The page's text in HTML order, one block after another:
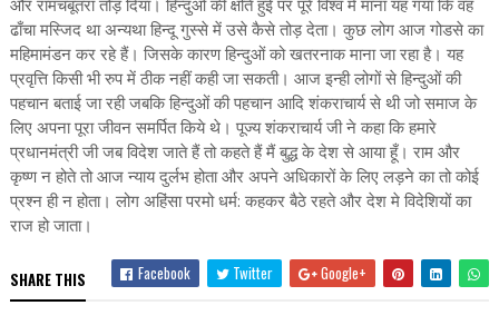
ढाँचा मस्जिद था अन्यथा हिन्दू गुस्से में उसे कैसे तोड़ देता। कुछ लोग आज गोडसे का
महिमामंडन कर रहे हैं। जिसके कारण हिन्दुओं को खतरनाक माना जा रहा है। यह
प्रवृत्ति किसी भी रुप में ठीक नहीं कही जा सकती। आज इन्ही लोगों से हिन्दुओं की
पहचान बताई जा रही जबकि हिन्दुओं की पहचान आदि शंकराचार्य से थी जो समाज के
लिए अपना पूरा जीवन समर्पित किये थे। पूज्य शंकराचार्य जी ने कहा कि हमारे
प्रधानमंत्री जी जब विदेश जाते हैं तो कहते हैं मैं बुद्ध के देश से आया हूँ। राम और
कृष्ण न होते तो आज न्याय दुर्लभ होता और अपने अधिकारों के लिए लड़ने का तो कोई
प्रश्न ही न होता। लोग अहिंसा परमो धर्म: कहकर बैठे रहते और देश मे विदेशियों का
राज हो जाता।
SHARE THIS Facebook Twitter Google+